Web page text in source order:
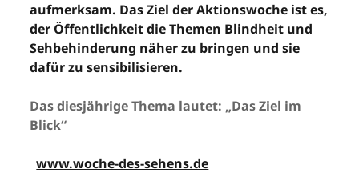
aufmerksam. Das Ziel der Aktionswoche ist es,
der Öffentlichkeit die Themen Blindheit und
Sehbehinderung näher zu bringen und sie
dafür zu sensibilisieren.
Das diesjährige Thema lautet: „Das Ziel im
Blick“
www.woche-des-sehens.de